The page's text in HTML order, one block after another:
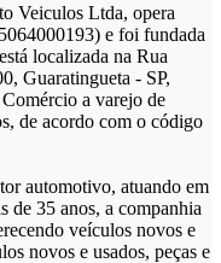
Veiculos Ltda, opera
e foi fundada
localizada na Rua
Guaratingueta - SP,
a varejo de
de acordo com o código
automotivo, atuando em
de 35 anos, a companhia
veículos novos e
novos e usados, peças e